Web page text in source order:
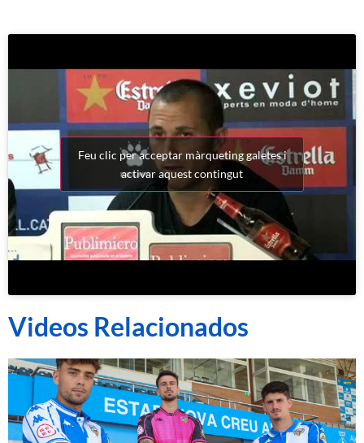
Feu clic per acceptar màrqueting galetes i
activar aquest contingut
Videos Relacionados